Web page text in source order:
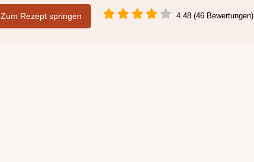
Zum Rezept springen 4.48 (46 Bewertungen)